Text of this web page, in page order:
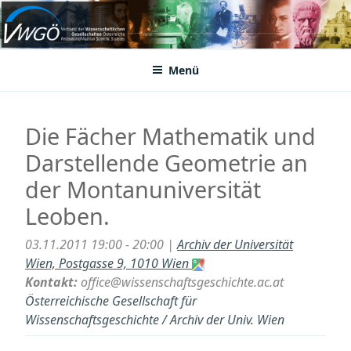
Zum
Inhalt
springenVWGÖ
Federation of Austrian Scientific Societies
Menü
Die Fächer Mathematik und
Darstellende Geometrie an
der Montanuniversität
Leoben.
03.11.2011 19:00 - 20:00 |Archiv der Universität
Wien, Postgasse 9, 1010 Wien
Kontakt:office@wissenschaftsgeschichte.ac.at
Österreichische Gesellschaft für
Wissenschaftsgeschichte / Archiv der Univ. Wien